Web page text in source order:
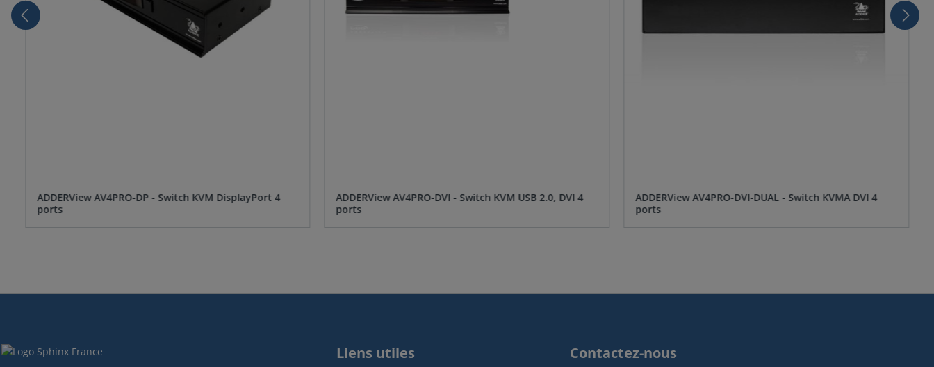
ADDERView AV4PRO-DP - Switch KVM DisplayPort 4
ports
ADDERView AV4PRO-DVI - Switch KVM USB 2.0, DVI 4
ports
ADDERView AV4PRO-DVI-DUAL - Switch KVMA DVI 4
ports
Liens utiles Contactez-nous